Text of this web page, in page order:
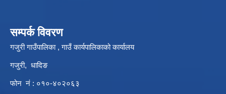
सम्पर्क विवरण
गजुरी गाउँपालिका , गाउँ कार्यपालिकाको कार्यालय
गजुरी, धादिङ
फोन नं : ०१०-४०२०६३